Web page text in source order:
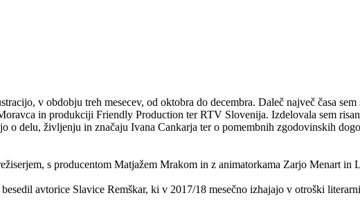
v obdobju treh mesecev, od oktobra do decembra. Daleč največ časa
in produkciji Friendly Production ter RTV Slovenija. Izdelovala sem
o delu, življenju in značaju Ivana Cankarja ter o pomembnih zgodovinskih
s producentom Matjažem Mrakom in z animatorkama Zarjo Menart
avtorice Slavice Remškar, ki v 2017/18 mesečno izhajajo v otroški